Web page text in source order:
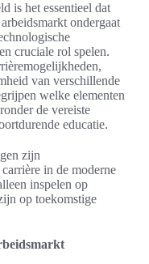
is het essentieel dat
ondergaat
cruciale rol spelen.
van verschillende
welke elementen
de vereiste
educatie.
zijn
in de moderne
inspelen op
op toekomstige